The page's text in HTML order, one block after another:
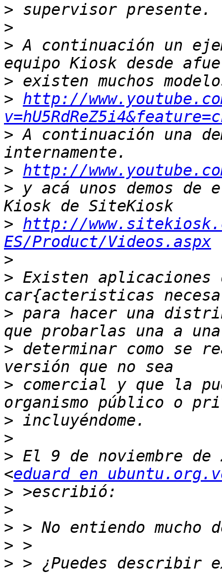
>
>
> A continuación un
>
> http://
> A continuación una
> http://
> y acá unos demos
> http://
ES/Product/Videos.aspx
>
> Existen aplicaciones
> para hacer una
> determinar como se
> comercial y que la
>
>
> El 9 de noviembre de
<eduard en
>
>
>
>
> > ¿Puedes describir